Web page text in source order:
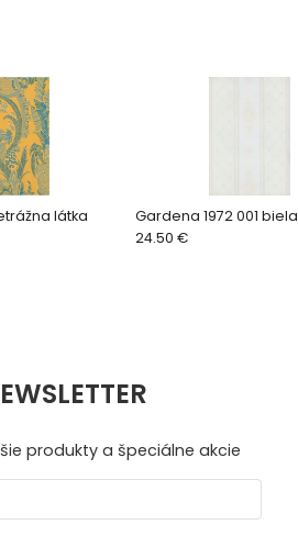
látka
Gardena 1972 001 biela
24.50 €
produkty a špeciálne akcie